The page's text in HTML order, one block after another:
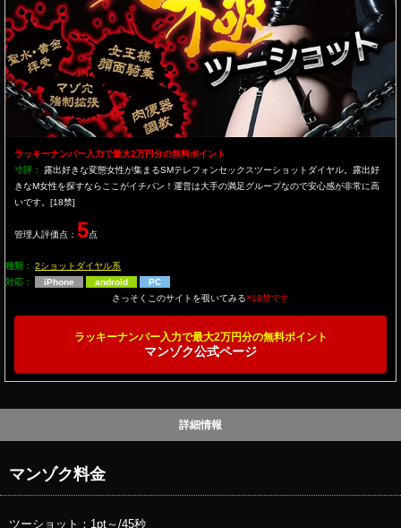
ラッキーナンバー入力で最大2万円分の無料ポイント
寸評：
露出好きな変態女性が集まるSMテレフォンセックスツーショットダイヤル。露出好
きなM女性を探すならここがイチバン！運営は大手の満足グループなので安心感が非常に高
いです。[18禁]
管理人評価点： 5点
種類：
2ショットダイヤル系
対応：
iPhone android
PC
さっそくこのサイトを覗いてみる※18禁です
ラッキーナンバー入力で最大2万円分の無料ポイント
マンゾク公式ページ
詳細情報
マンゾク料金
ツーショット：1pt～/45秒